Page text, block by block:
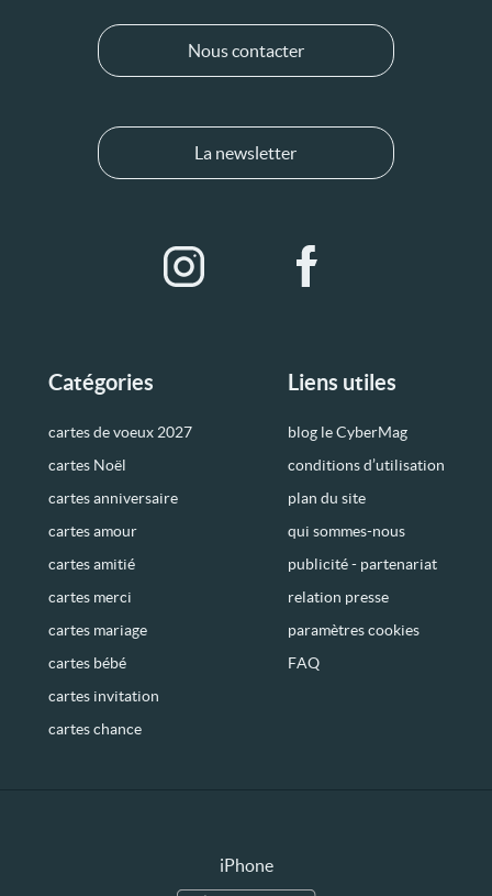
Catégories
cartes de voeux 2027
cartes Noël
cartes anniversaire
cartes amour
cartes amitié
cartes merci
cartes mariage
cartes bébé
cartes invitation
cartes chance
Liens utiles
blog le CyberMag
conditions d’utilisation
plan du site
qui sommes-nous
publicité - partenariat
relation presse
paramètres cookies
FAQ
Nous contacter
La newsletter
iPhone